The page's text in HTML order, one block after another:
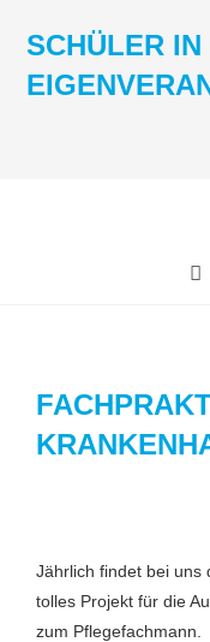
SCHÜLER IN
Jährlich findet bei uns
tolles Projekt für die
zum Pflegefachmann.